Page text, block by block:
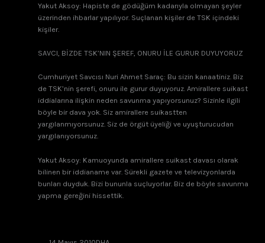
Yakut Aksoy: Hapiste de gödüğüm kadarıyla olmayan şeyler
üzerinden ihbarlar yapılıyor. Suçlanan kişiler de TSK içindeki
kişiler.
SAVCI, BİZDE TSK’NIN ŞEREF, ONURU İLE GURUR DUYUYORUZ
Cumhuriyet Savcısı Nuri Ahmet Saraç: Bu sizin kanaatiniz. Biz
de TSK’nin şerefi, onuru ile gurur duyuyoruz. Amirallere suikast
iddialarına ilişkin neden savunma yapıyorsunuz? Sizinle ilgili
böyle bir dava yok. Siz amirallere suikastten
yargılanmıyorsunuz. Siz de örgüt üyeliği ve uyuşturucudan
yargılanıyorsunuz.
Yakut Aksoy: Kamuoyunda amirallere suikast davası olarak
bilinen bir iddianame var. Sürekli gazete ve televizyonlarda
bunları duyduk. Bizi bununla suçluyorlar. Biz de böyle savunma
yapma gereğini hissettik.